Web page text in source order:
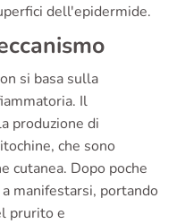
dell'epidermide.
si basa sulla
Il
produzione di
che sono
cutanea. Dopo poche
manifestarsi, portando
prurito e